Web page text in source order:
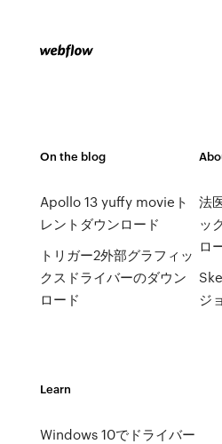
On the blog
Apollo 13 yuffy movieト
レントダウンロード
トリガー2外部グラフィッ
クスドライバーのダウン
ロード
法
ッ
ロ
ジ
Learn
Windows 10でドライバー